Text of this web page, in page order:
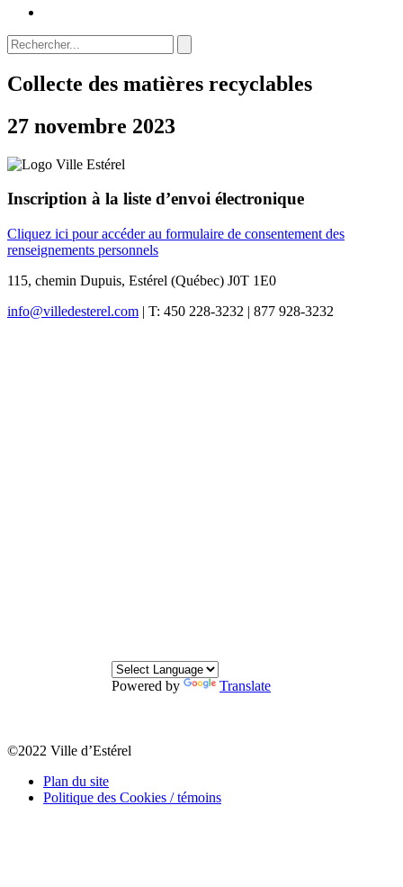
Collecte des matières recyclables
27 novembre 2023
Inscription à la liste d’envoi électronique
Cliquez ici pour accéder au formulaire de consentement des
renseignements personnels
115, chemin Dupuis, Estérel (Québec) J0T 1E0
info@villedesterel.com | T: 450 228-3232 | 877 928-3232
Powered by Translate
©2022 Ville d’Estérel
Plan du site
Politique des Cookies / témoins